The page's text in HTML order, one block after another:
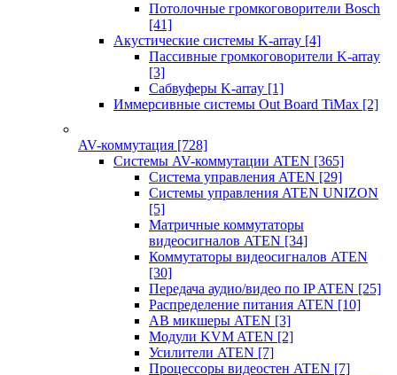
Потолочные громкоговорители Bosch
[41]
Акустические системы K-array [4]
Пассивные громкоговорители K-array
[3]
Сабвуферы K-array [1]
Иммерсивные системы Out Board TiMax [2]
AV-коммутация [728]
Системы AV-коммутации ATEN [365]
Система управления ATEN [29]
Системы управления ATEN UNIZON
[5]
Матричные коммутаторы
видеосигналов ATEN [34]
Коммутаторы видеосигналов ATEN
[30]
Передача аудио/видео по IP ATEN [25]
Распределение питания ATEN [10]
АВ микшеры ATEN [3]
Модули KVM ATEN [2]
Усилители ATEN [7]
Процессоры видеостен ATEN [7]